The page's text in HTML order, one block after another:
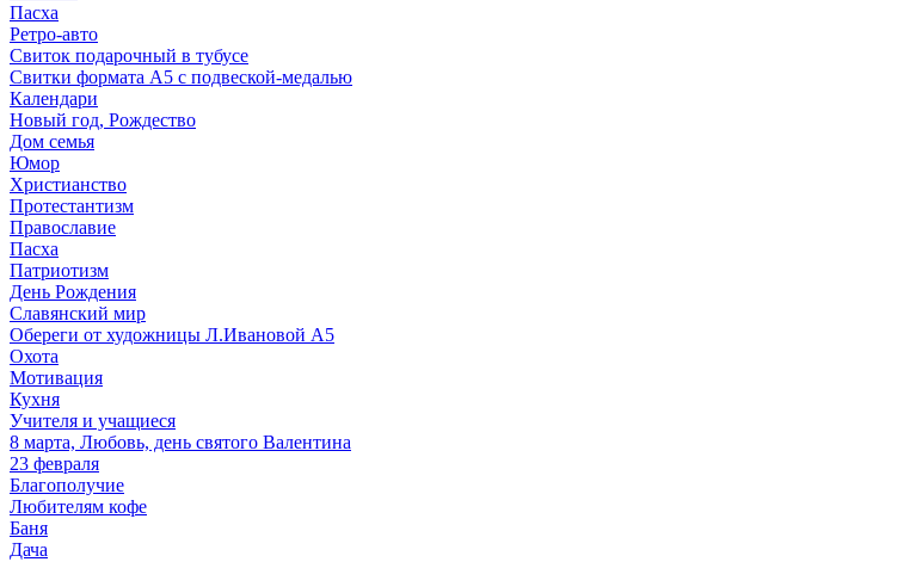
Пасха
Ретро-авто
Свиток подарочный в тубусе
Свитки формата А5 с подвеской-медалью
Календари
Новый год, Рождество
Дом семья
Юмор
Христианство
Протестантизм
Православие
Пасха
Патриотизм
День Рождения
Славянский мир
Обереги от художницы Л.Ивановой А5
Охота
Мотивация
Кухня
Учителя и учащиеся
8 марта, Любовь, день святого Валентина
23 февраля
Благополучие
Любителям кофе
Баня
Дача